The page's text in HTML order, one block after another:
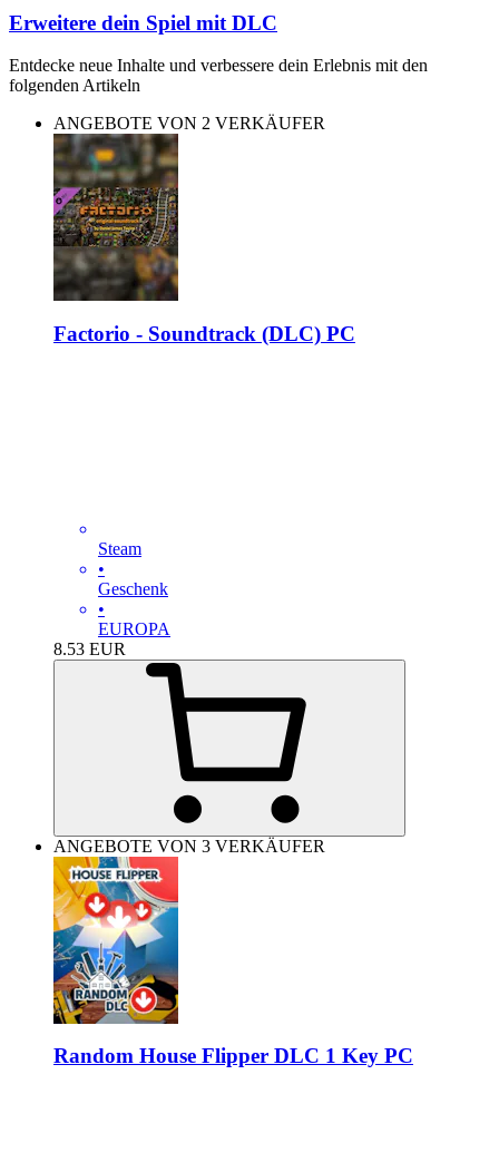
Erweitere dein Spiel mit DLC
Entdecke neue Inhalte und verbessere dein Erlebnis mit den
folgenden Artikeln
ANGEBOTE VON 2 VERKÄUFER
Factorio - Soundtrack (DLC) PC
Steam
•
Geschenk
•
EUROPA
8.53 EUR
ANGEBOTE VON 3 VERKÄUFER
Random House Flipper DLC 1 Key PC